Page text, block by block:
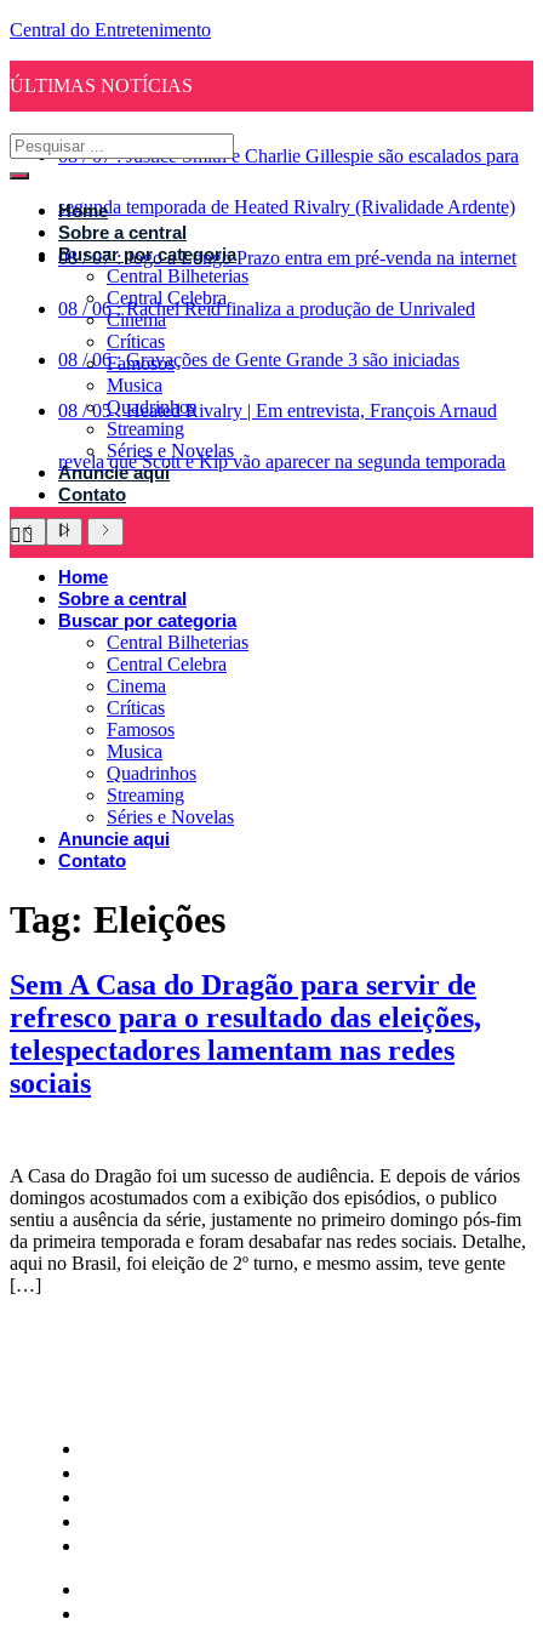
Central do Entretenimento
ÚLTIMAS NOTÍCIAS
08 / 07 : Justice Smith e Charlie Gillespie são escalados para
segunda temporada de Heated Rivalry (Rivalidade Ardente)
08 / 07 : Jogo a Longo Prazo entra em pré-venda na internet
08 / 06 : Rachel Reid finaliza a produção de Unrivaled
08 / 06 : Gravações de Gente Grande 3 são iniciadas
08 / 05 : Heated Rivalry | Em entrevista, François Arnaud
revela que Scott e Kip vão aparecer na segunda temporada
Home
Sobre a central
Buscar por categoria
Central Bilheterias
Central Celebra
Cinema
Críticas
Famosos
Musica
Quadrinhos
Streaming
Séries e Novelas
Anuncie aqui
Contato
Home
Sobre a central
Buscar por categoria
Central Bilheterias
Central Celebra
Cinema
Críticas
Famosos
Musica
Quadrinhos
Streaming
Séries e Novelas
Anuncie aqui
Contato
Tag: Eleições
Sem A Casa do Dragão para servir de
refresco para o resultado das eleições,
telespectadores lamentam nas redes
sociais
A Casa do Dragão foi um sucesso de audiência. E depois de vários
domingos acostumados com a exibição dos episódios, o publico
sentiu a ausência da série, justamente no primeiro domingo pós-fim
da primeira temporada e foram desabafar nas redes sociais. Detalhe,
aqui no Brasil, foi eleição de 2º turno, e mesmo assim, teve gente
[…]